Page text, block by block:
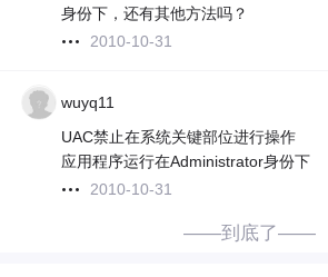
身份下，还有其他方法吗？
2010-10-31
wuyq11
UAC禁止在系统关键部位进行操作
应用程序运行在Administrator身份下
2010-10-31
——到底了——